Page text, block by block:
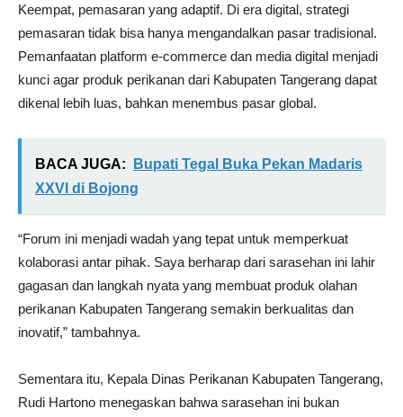
Keempat, pemasaran yang adaptif. Di era digital, strategi
pemasaran tidak bisa hanya mengandalkan pasar tradisional.
Pemanfaatan platform e-commerce dan media digital menjadi
kunci agar produk perikanan dari Kabupaten Tangerang dapat
dikenal lebih luas, bahkan menembus pasar global.
BACA JUGA:
Bupati Tegal Buka Pekan Madaris
XXVI di Bojong
“Forum ini menjadi wadah yang tepat untuk memperkuat
kolaborasi antar pihak. Saya berharap dari sarasehan ini lahir
gagasan dan langkah nyata yang membuat produk olahan
perikanan Kabupaten Tangerang semakin berkualitas dan
inovatif,” tambahnya.
Sementara itu, Kepala Dinas Perikanan Kabupaten Tangerang,
Rudi Hartono menegaskan bahwa sarasehan ini bukan